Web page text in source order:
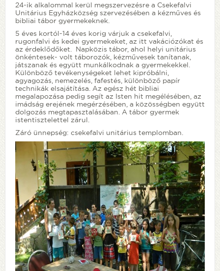
24-ik alkalommal kerül megszervezésre a Csekefalvi
Unitárius Egyházközség szervezésében a kézműves és
bibliai tábor gyermekeknek.
5 éves kortól-14 éves korig várjuk a csekefalvi,
rugonfalvi és kedei gyermekeket, az itt vakációzókat és
az érdeklődőket. Napközis tábor, ahol helyi unitárius
önkéntesek- volt táborozók, kézművesek tanítanak,
játszanak és együtt munkálkodnak a gyermekekkel.
Különböző tevékenységeket lehet kipróbálni,
agyagozás, nemezelés, fafestés, különböző papír
technikák elsajátítása. Az egész hét bibliai
megalapozása pedig segít az Isten hit megélésében, az
imádság erejének megérzésében, a közösségben együtt
dolgozás megtapasztalásában. A tábor gyermek
istentisztelettel zárul.
Záró ünnepség: csekefalvi unitárius templomban.